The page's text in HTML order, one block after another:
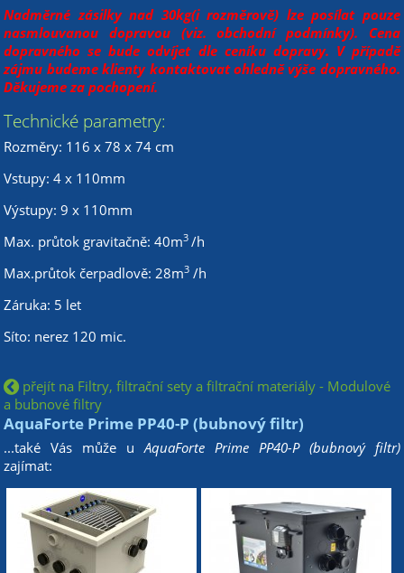
Nadměrné zásilky nad 30kg(i rozměrově) lze posílat pouze
nasmlouvanou dopravou (viz. obchodní podmínky). Cena
dopravného se bude odvíjet dle ceníku dopravy. V případě
zájmu budeme klienty kontaktovat ohledně výše dopravného.
Děkujeme za pochopení.
Technické parametry:
Rozměry: 116 x 78 x 74 cm
Vstupy: 4 x 110mm
Výstupy: 9 x 110mm
Max. průtok gravitačně: 40m3 /h
Max.průtok čerpadlově: 28m3 /h
Záruka: 5 let
Síto: nerez 120 mic.
přejít na Filtry, filtrační sety a filtrační materiály - Modulové
a bubnové filtry
AquaForte Prime PP40-P (bubnový filtr)
...také Vás může u AquaForte Prime PP40-P (bubnový filtr)
zajímat: